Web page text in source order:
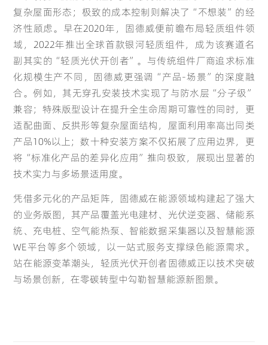
复杂屋面形态；极致的成本控制则解决了“不想装”的经
济性顾虑。早在2020年，固德威便前瞻布局轻质组件领
域，2022年推出全球首款银河轻质组件，成为该赛道名
副其实的“轻质光伏开创者”。与传统组件厂商追求标准
化规模生产不同，固德威更强调“产品-场景”的深度融
合。例如，其无穿孔安装技术实现了与防水层“分子级”
兼容；特殊版型设计在提升全生命周期可靠性的同时，更
适配曲面、反拱形等复杂屋面结构，屋面利用率高出同类
产品10%以上；数十种安装方案不仅拓展了应用边界，更
将“标准化产品的差异化应用”推向极致，展现出显著的
技术实力与多场景适用度。
凭借多元化的产品矩阵，固德威在能源领域构建起了强大
的业务版图，其产品覆盖光电建材、光伏逆变器、储能系
统、充电桩、空气能热泵、智能数据采集器以及智慧能源
WE平台等多个领域，以一站式服务支撑绿色能源需求。
站在能源变革潮头，轻质光伏开创者固德威正以技术突破
与场景创新，在零碳转型中勾勒智慧能源新图景。